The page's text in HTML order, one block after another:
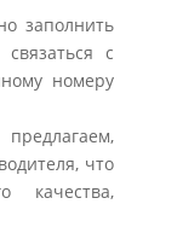
заполнить
с
номеру
что
качества,